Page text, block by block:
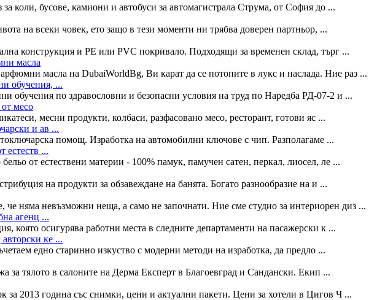
коли, бусове, камиони и автобуси за автомагистрала Струма, от София до ...
на всеки човек, ето защо в тези моменти ни трябва доверен партньор, ...
конструкция и PE или PVC покривало. Подходящи за временен склад, търг ...
масла
масла на DubaiWorldBg, Ви карат да се потопите в лукс и наслада. Ние раз ...
обучения, ...
обучения по здравословни и безопасни условия на труд по Наредба РД-07-2 и ...
месо
месни продукти, колбаси, разфасовано месо, ресторант, готови яс ...
и ав ...
помощ. Изработка на автомобилни ключове с чип. Разполагаме ...
естеств ...
от естествени материи - 100% памук, памучен сатен, перкал, лиосел, ле ...
на продукти за обзавеждане на банята. Богато разнообразие на и ...
че няма невъзможни неща, а само не започнати. Ние сме студио за интериорен диз ...
агенц ...
която осигурява работни места в следните департаменти на пасажерски к ...
ке ...
едно старинно изкуство с модерни методи на изработка, да предло ...
за тялото в салоните на Дерма Експерт в Благоевград и Сандански. Екип ...
за 2013 година със снимки, цени и актуални пакети. Цени за хотели в Цигов Ч ...